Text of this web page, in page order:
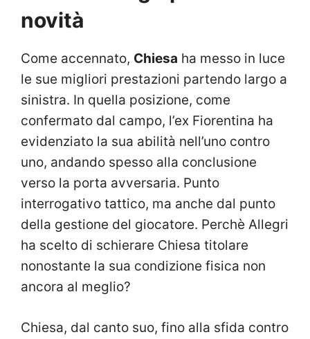
novità
Come accennato, Chiesa ha messo in luce
le sue migliori prestazioni partendo largo a
sinistra. In quella posizione, come
confermato dal campo, l’ex Fiorentina ha
evidenziato la sua abilità nell’uno contro
uno, andando spesso alla conclusione
verso la porta avversaria. Punto
interrogativo tattico, ma anche dal punto
della gestione del giocatore. Perchè Allegri
ha scelto di schierare Chiesa titolare
nonostante la sua condizione fisica non
ancora al meglio?
Chiesa, dal canto suo, fino alla sfida contro